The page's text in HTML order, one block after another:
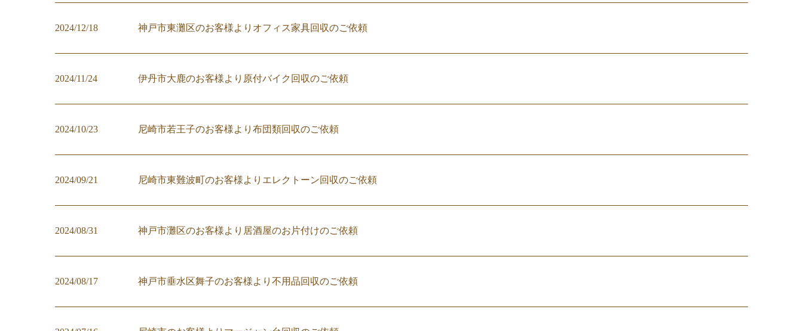
2024/12/18 神戸市東灘区のお客様よりオフィス家具回収のご依頼
2024/11/24 伊丹市大鹿のお客様より原付バイク回収のご依頼
2024/10/23 尼崎市若王子のお客様より布団類回収のご依頼
2024/09/21 尼崎市東難波町のお客様よりエレクトーン回収のご依頼
2024/08/31 神戸市灘区のお客様より居酒屋のお片付けのご依頼
2024/08/17 神戸市垂水区舞子のお客様より不用品回収のご依頼